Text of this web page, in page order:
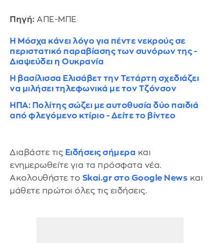
Πηγή: ΑΠΕ-ΜΠΕ
Η Μόσχα κάνει λόγο για πέντε νεκρούς σε
περιστατικό παραβίασης των συνόρων της -
Διαψεύδει η Ουκρανία
Η βασίλισσα Ελισάβετ την Τετάρτη σχεδιάζει
να μιλήσει τηλεφωνικά με τον Τζόνσον
ΗΠΑ: Πολίτης σώζει με αυτοθυσία δύο παιδιά
από φλεγόμενο κτίριο - Δείτε το βίντεο
Διαβάστε τις Ειδήσεις σήμερα και
ενημερωθείτε για τα πρόσφατα νέα.
Ακολουθήστε το Skai.gr στο Google News και
μάθετε πρώτοι όλες τις ειδήσεις.